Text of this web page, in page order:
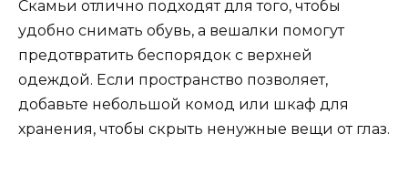
Скамьи отлично подходят для того, чтобы
удобно снимать обувь, а вешалки помогут
предотвратить беспорядок с верхней
одеждой. Если пространство позволяет,
добавьте небольшой комод или шкаф для
хранения, чтобы скрыть ненужные вещи от глаз.